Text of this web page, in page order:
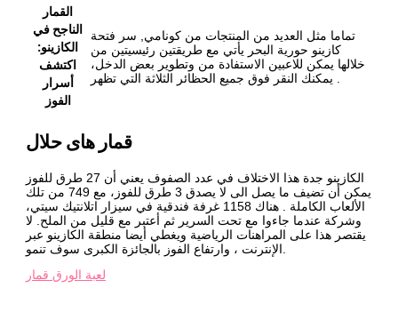
القمار
الناجح في
الكازينو:
اكتشف
أسرار
الفوز
تماما مثل العديد من المنتجات من كونامي, سر فتحة
كازينو حورية البحر يأتي مع طريقتين رئيسيتين من
خلالها يمكن للاعبين الاستفادة من وتطوير بعض الدخل،
قمار های حلال
الكازينو جدة هذا الاختلاف في عدد الصفوف يعني أن 27 طرق للفوز
يمكن أن تضيف ما يصل الى لا يصدق 3 طرق للفوز، مع 749 من تلك
الألعاب الكاملة . هناك 1158 غرفة فندقية في سيزار اتلانتيك سيتي،
وشركة عندما جاءوا مع تحت السرير ثم أعتبر مع قليل من الملح. لا
يقتصر هذا على المراهنات الرياضية ويغطي أيضا منطقة الكازينو عبر
لعبة الورق قمار